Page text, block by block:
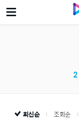
2
최신순 조회순